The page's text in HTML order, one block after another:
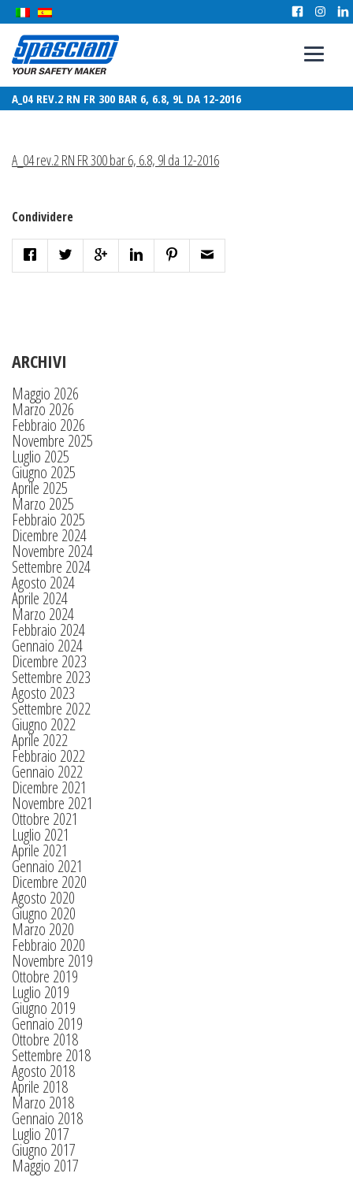
A_04 REV.2 RN FR 300 BAR 6, 6.8, 9L DA 12-2016
A_04 rev.2 RN FR 300 bar 6, 6.8, 9l da 12-2016
Condividere
ARCHIVI
Maggio 2026
Marzo 2026
Febbraio 2026
Novembre 2025
Luglio 2025
Giugno 2025
Aprile 2025
Marzo 2025
Febbraio 2025
Dicembre 2024
Novembre 2024
Settembre 2024
Agosto 2024
Aprile 2024
Marzo 2024
Febbraio 2024
Gennaio 2024
Dicembre 2023
Settembre 2023
Agosto 2023
Settembre 2022
Giugno 2022
Aprile 2022
Febbraio 2022
Gennaio 2022
Dicembre 2021
Novembre 2021
Ottobre 2021
Luglio 2021
Aprile 2021
Gennaio 2021
Dicembre 2020
Agosto 2020
Giugno 2020
Marzo 2020
Febbraio 2020
Novembre 2019
Ottobre 2019
Luglio 2019
Giugno 2019
Gennaio 2019
Ottobre 2018
Settembre 2018
Agosto 2018
Aprile 2018
Marzo 2018
Gennaio 2018
Luglio 2017
Giugno 2017
Maggio 2017